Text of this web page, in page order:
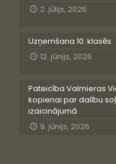
2. jūlijs, 2026
Uzņemšana 10. klasēs
12. jūnijs, 2026
Pateicība Valmieras
kopienai par dalību
izaicinājumā
9. jūnijs, 2026